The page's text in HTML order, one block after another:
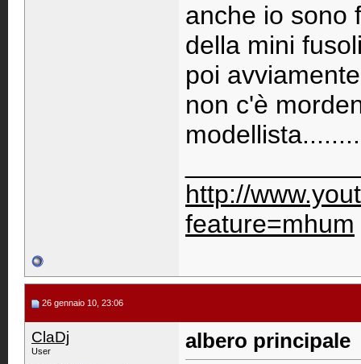
anche io sono
della mini
poi
non c'è
http://
feature=mhum
26 gennaio 10, 23:06
ClaDj
User albero principale